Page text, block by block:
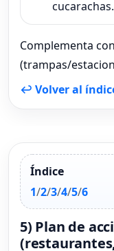
cucarachas.
Complementa con
(trampas/
↩ Volver al
Índice
1/2/3/4/5/6
5) Plan de